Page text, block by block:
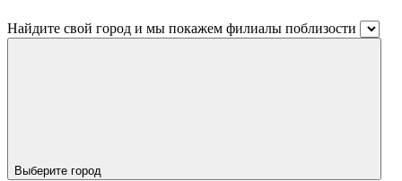
Найдите свой город и мы покажем филиалы поблизости
Выберите город